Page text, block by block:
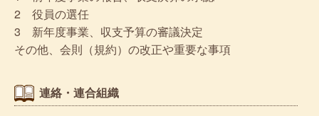
2 役員の選任
3 新年度事業、収支予算の審議決定
その他、会則（規約）の改正や重要な事項
連絡・連合組織